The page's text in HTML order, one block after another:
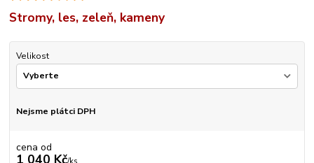
Stromy, les, zeleň, kameny
Velikost
Nejsme plátci DPH
cena od